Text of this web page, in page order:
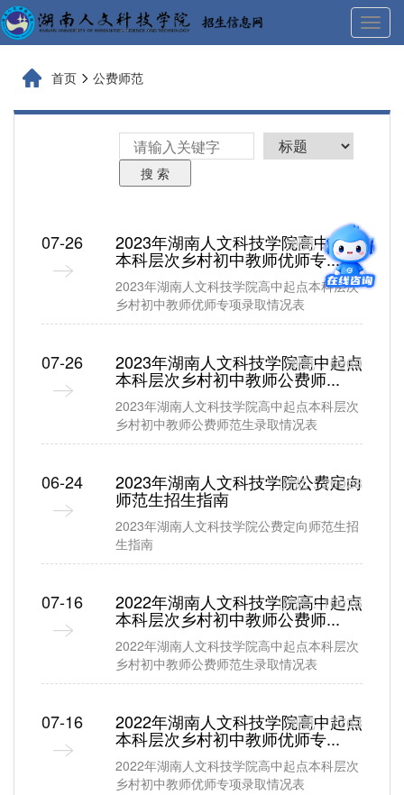
展
开
首页 公费师范
搜 索
2023年湖南人文科技学院高中起点
本科层次乡村初中教师优师专...
浏览：7677
2023年湖南人文科技学院高中起点本科层次
乡村初中教师优师专项录取情况表
07-26
2023年湖南人文科技学院高中起点
本科层次乡村初中教师公费师...
浏览：6969
2023年湖南人文科技学院高中起点本科层次
乡村初中教师公费师范生录取情况表
07-26
2023年湖南人文科技学院公费定向
师范生招生指南
浏览：26028
2023年湖南人文科技学院公费定向师范生招
生指南
06-24
2022年湖南人文科技学院高中起点
本科层次乡村初中教师公费师...
浏览：10076
2022年湖南人文科技学院高中起点本科层次
乡村初中教师公费师范生录取情况表
07-16
2022年湖南人文科技学院高中起点
本科层次乡村初中教师优师专...
浏览：7763
2022年湖南人文科技学院高中起点本科层次
乡村初中教师优师专项录取情况表
07-16